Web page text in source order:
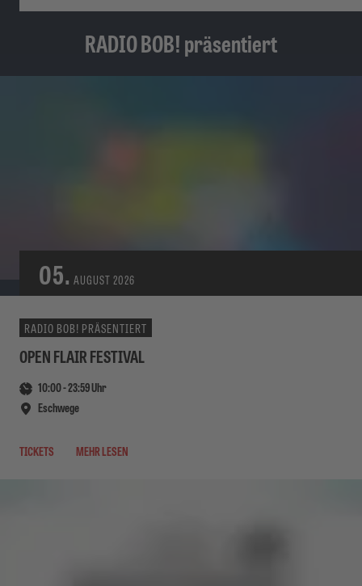
RADIO BOB! präsentiert
05. AUGUST 2026
RADIO BOB! PRÄSENTIERT
OPEN FLAIR FESTIVAL
10:00-23:59Uhr
Eschwege
TICKETS MEHR LESEN